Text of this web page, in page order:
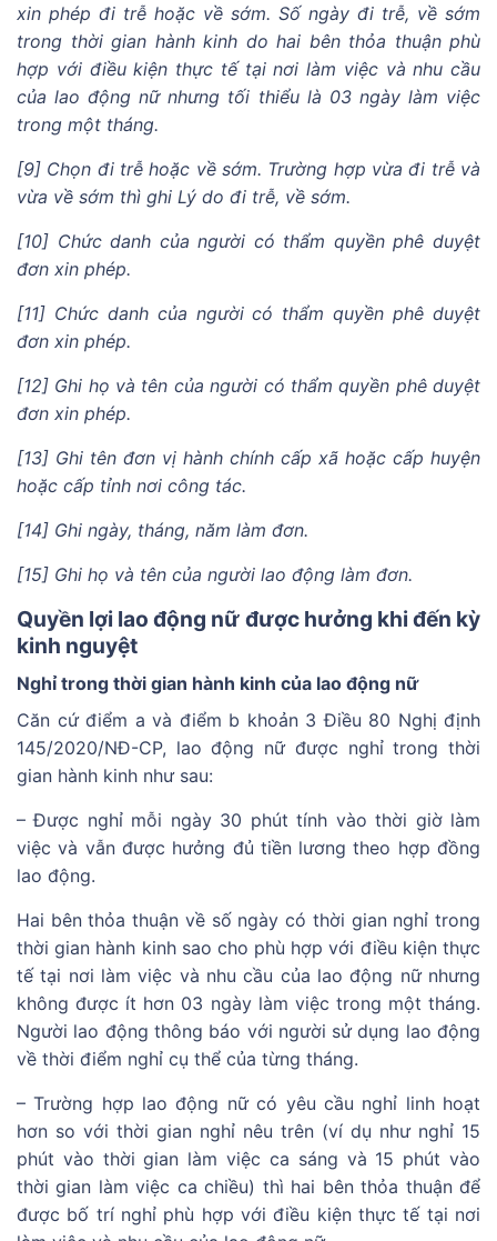
xin phép đi trễ hoặc về sớm. Số ngày đi trễ, về sớm
trong thời gian hành kinh do hai bên thỏa thuận phù
hợp với điều kiện thực tế tại nơi làm việc và nhu cầu
của lao động nữ nhưng tối thiểu là 03 ngày làm việc
trong một tháng.
[9] Chọn đi trễ hoặc về sớm. Trường hợp vừa đi trễ và
vừa về sớm thì ghi Lý do đi trễ, về sớm.
[10] Chức danh của người có thẩm quyền phê duyệt
đơn xin phép.
[11] Chức danh của người có thẩm quyền phê duyệt
đơn xin phép.
[12] Ghi họ và tên của người có thẩm quyền phê duyệt
đơn xin phép.
[13] Ghi tên đơn vị hành chính cấp xã hoặc cấp huyện
hoặc cấp tỉnh nơi công tác.
[14] Ghi ngày, tháng, năm làm đơn.
[15] Ghi họ và tên của người lao động làm đơn.
Quyền lợi lao động nữ được hưởng khi đến kỳ
kinh nguyệt
Nghỉ trong thời gian hành kinh của lao động nữ
Căn cứ điểm a và điểm b khoản 3 Điều 80 Nghị định
145/2020/NĐ-CP, lao động nữ được nghỉ trong thời
gian hành kinh như sau:
– Được nghỉ mỗi ngày 30 phút tính vào thời giờ làm
việc và vẫn được hưởng đủ tiền lương theo hợp đồng
lao động.
Hai bên thỏa thuận về số ngày có thời gian nghỉ trong
thời gian hành kinh sao cho phù hợp với điều kiện thực
tế tại nơi làm việc và nhu cầu của lao động nữ nhưng
không được ít hơn 03 ngày làm việc trong một tháng.
Người lao động thông báo với người sử dụng lao động
về thời điểm nghỉ cụ thể của từng tháng.
– Trường hợp lao động nữ có yêu cầu nghỉ linh hoạt
hơn so với thời gian nghỉ nêu trên (ví dụ như nghỉ 15
phút vào thời gian làm việc ca sáng và 15 phút vào
thời gian làm việc ca chiều) thì hai bên thỏa thuận để
được bố trí nghỉ phù hợp với điều kiện thực tế tại nơi